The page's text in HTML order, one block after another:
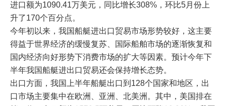
进口额为1090.41万美元，同比增长308%，环比5月份上
升了170个百分点。
今年初以来，我国船艇进出口贸易市场形势较好，这主要
得益于世界经济的缓慢复苏、国际船舶市场的逐渐恢复和
国内经济向好形势下消费市场的扩大等因素。预计今年下
半年我国船艇进出口贸易还会保持增长态势。
出口方面，我国上半年船艇出口到128个国家和地区，出
口市场主要集中在欧洲、亚洲、北美洲。其中，美国排在